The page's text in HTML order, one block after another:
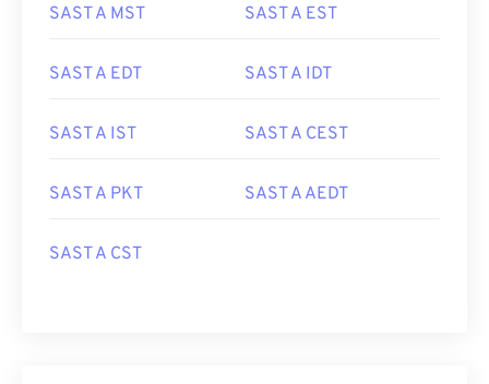
SAST A MST SAST A EST
SAST A EDT SAST A IDT
SAST A IST SAST A CEST
SAST A PKT SAST A AEDT
SAST A CST